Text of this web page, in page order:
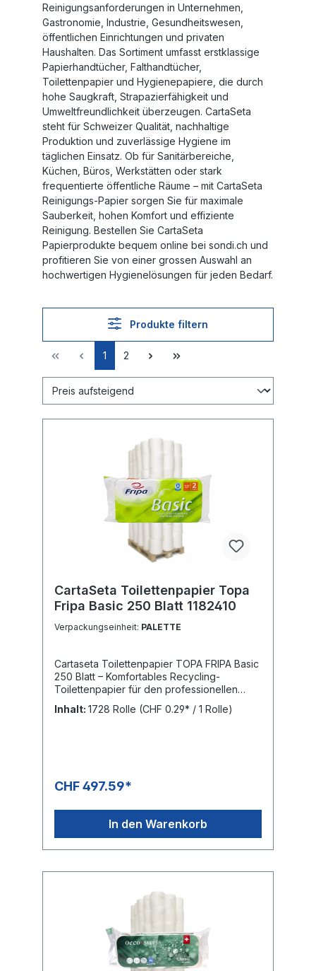
Reinigungsanforderungen in Unternehmen,
Gastronomie, Industrie, Gesundheitswesen,
öffentlichen Einrichtungen und privaten
Haushalten. Das Sortiment umfasst erstklassige
Papierhandtücher, Falthandtücher,
Toilettenpapier und Hygienepapiere, die durch
hohe Saugkraft, Strapazierfähigkeit und
Umweltfreundlichkeit überzeugen. CartaSeta
steht für Schweizer Qualität, nachhaltige
Produktion und zuverlässige Hygiene im
täglichen Einsatz. Ob für Sanitärbereiche,
Küchen, Büros, Werkstätten oder stark
frequentierte öffentliche Räume – mit CartaSeta
Reinigungs-Papier sorgen Sie für maximale
Sauberkeit, hohen Komfort und effiziente
Reinigung. Bestellen Sie CartaSeta
Papierprodukte bequem online bei sondi.ch und
profitieren Sie von einer grossen Auswahl an
hochwertigen Hygienelösungen für jeden Bedarf.
Produkte filtern
1 2
CartaSeta Toilettenpapier Topa
Fripa Basic 250 Blatt 1182410
Verpackungseinheit: PALETTE
Cartaseta Toilettenpapier TOPA FRIPA Basic
250 Blatt – Komfortables Recycling-
Toilettenpapier für den professionellen
EinsatzDas Cartaseta Toilettenpapier TOPA
FRIPA Basic mit 250 Blatt pro Rolle bietet die
angenehme Weichheit, hohe Reissfestigkeit
Papier optimal für den täglichen Einsatz in
Unternehmen, Büros, öffentlichen
und die Zertifizierung nach RAL-UZ 5
(Blauer Engel) stehen für nachhaltige
Umgang mit Ressourcen. Mit dem TOPA
FRIPA Basic Toilettenpapier entscheiden Sie
sich für eine wirtschaftliche und hygienische
Inhalt: 1728 Rolle (CHF 0.29* / 1 Rolle)
CHF 497.59*
In den Warenkorb